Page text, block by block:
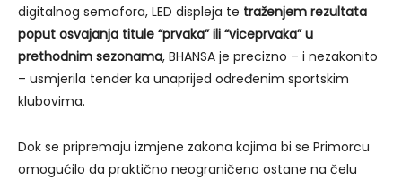
digitalnog semafora, LED displeja te traženjem rezultata
poput osvajanja titule “prvaka” ili “viceprvaka” u
prethodnim sezonama, BHANSA je precizno – i nezakonito
– usmjerila tender ka unaprijed određenim sportskim
klubovima.
Dok se pripremaju izmjene zakona kojima bi se Primorcu
omogućilo da praktično neograničeno ostane na čelu